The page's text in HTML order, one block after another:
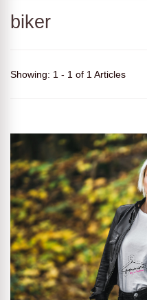
biker
Showing: 1 - 1 of 1 Articles